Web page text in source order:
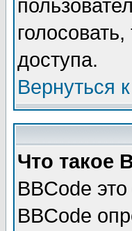
доступа.
Вернуться
Что такое
BBCode
BBCode